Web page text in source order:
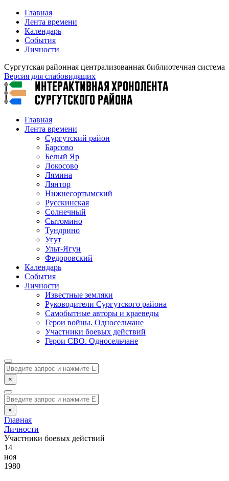
Главная
Лента времени
Календарь
События
Личности
Сургутская районная централизованная библиотечная система
Версия для слабовидящих
Главная
Лента времени
Сургутский район
Барсово
Белый Яр
Локосово
Лямина
Лянтор
Нижнесортымский
Русскинская
Солнечный
Сытомино
Тундрино
Угут
Ульт-Ягун
Федоровский
Календарь
События
Личности
Известные земляки
Руководители Сургутского района
Самобытные авторы и краеведы
Герои войны. Односельчане
Участники боевых действий
Герои СВО. Односельчане
×
×
Главная
Личности
Участники боевых действий
14
ноя
1980